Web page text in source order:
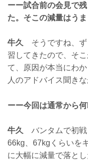
ーー試合前の会見で
た。そこの減量はう
牛久
そうですね、ず
習してきたので、そ
て、原因が本当にわ
人のアドバイス聞き
ーー今回は通常から
牛久
バンタムで初戦
66kg、67kgくらいを
に大幅に減量で落と